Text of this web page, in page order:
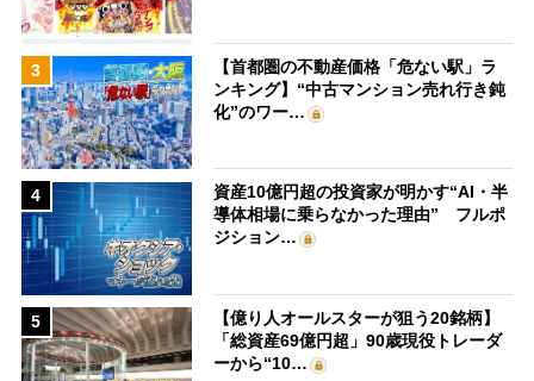
3
【首都圏の不動産価格「危ない駅」ラ
ンキング】“中古マンション売れ行き鈍
化”のワー…
4
資産10億円超の投資家が明かす“AI・半
導体相場に乗らなかった理由” フルポ
ジション…
5
【億り人オールスターが狙う20銘柄】
「総資産69億円超」90歳現役トレーダ
ーから“10…